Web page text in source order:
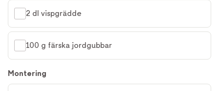
2 dl vispgrädde
100 g färska jordgubbar
Montering